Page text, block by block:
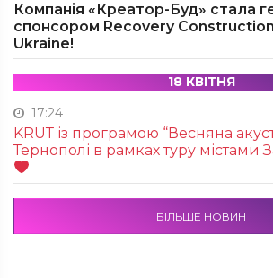
Компанія «Креатор-Буд» стала
спонсором Recovery
Ukraine!
18 КВІТНЯ
17:24
KRUТ із програмою “Весняна
Тернополі в рамках туру містами
БІЛЬШЕ НОВИН